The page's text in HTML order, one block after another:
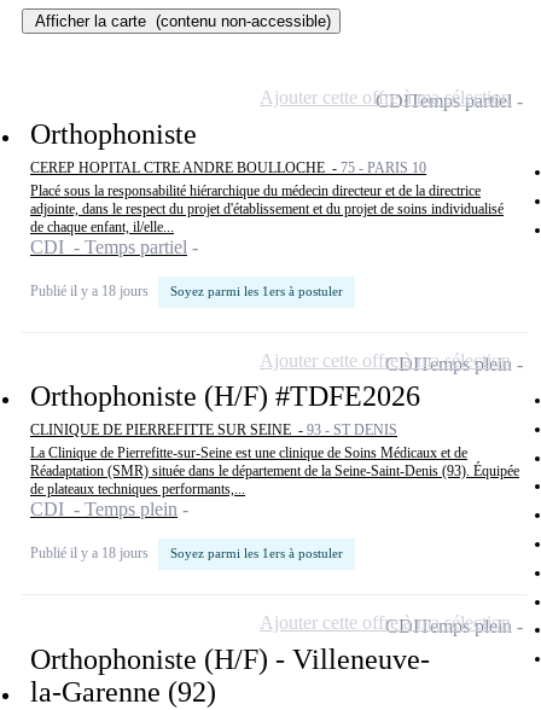
Afficher la carte (contenu non-accessible)
Orthophoniste
CEREP HOPITAL CTRE ANDRE BOULLOCHE - 75 - PARIS 10
Placé sous la responsabilité hiérarchique du médecin directeur et de la directrice
adjointe, dans le respect du projet d'établissement et du projet de soins individualisé
de chaque enfant, il/elle...
CDI - Temps partiel
Publié il y a 18 jours Soyez parmi les 1ers à postuler
CDITemps partiel
Ajouter cette offre à ma sélection
Orthophoniste (H/F) #TDFE2026
CLINIQUE DE PIERREFITTE SUR SEINE - 93 - ST DENIS
La Clinique de Pierrefitte-sur-Seine est une clinique de Soins Médicaux et de
Réadaptation (SMR) située dans le département de la Seine-Saint-Denis (93). Équipée
de plateaux techniques performants,...
CDI - Temps plein
Publié il y a 18 jours Soyez parmi les 1ers à postuler
CDITemps plein
Ajouter cette offre à ma sélection
Orthophoniste (H/F) - Villeneuve-
la-Garenne (92)
CDITemps plein
Ajouter cette offre à ma sélection